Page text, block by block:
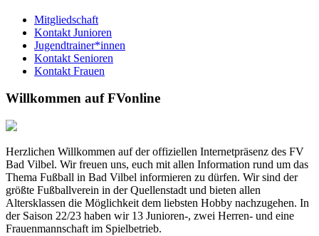
Mitgliedschaft
Kontakt Junioren
Jugendtrainer*innen
Kontakt Senioren
Kontakt Frauen
Willkommen auf FVonline
Herzlichen Willkommen auf der offiziellen Internetpräsenz des FV
Bad Vilbel. Wir freuen uns, euch mit allen Information rund um das
Thema Fußball in Bad Vilbel informieren zu dürfen. Wir sind der
größte Fußballverein in der Quellenstadt und bieten allen
Altersklassen die Möglichkeit dem liebsten Hobby nachzugehen. In
der Saison 22/23 haben wir 13 Junioren-, zwei Herren- und eine
Frauenmannschaft im Spielbetrieb.